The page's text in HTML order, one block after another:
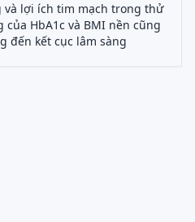
lợi ích tim mạch trong thử
của HbA1c và BMI nền cũng
đến kết cục lâm sàng